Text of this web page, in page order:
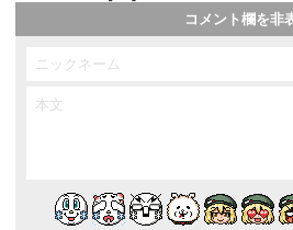
コメント欄を非